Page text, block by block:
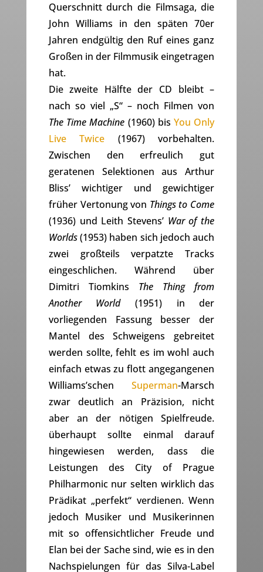
Querschnitt durch die Filmsaga, die
John Williams in den späten 70er
Jahren endgültig den Ruf eines ganz
Großen in der Filmmusik eingetragen
hat.
Die zweite Hälfte der CD bleibt –
nach so viel „S“ – noch Filmen von
The Time Machine (1960) bis You Only
Live Twice (1967) vorbehalten.
Zwischen den erfreulich gut
geratenen Selektionen aus Arthur
Bliss’ wichtiger und gewichtiger
früher Vertonung von Things to Come
(1936) und Leith Stevens’ War of the
Worlds(1953) haben sich jedoch auch
zwei großteils verpatzte Tracks
eingeschlichen. Während über
Dimitri Tiomkins The Thing from
Another World(1951) in der
vorliegenden Fassung besser der
Mantel des Schweigens gebreitet
werden sollte, fehlt es im wohl auch
einfach etwas zu flott angegangenen
Williams’schenSuperman-Marsch
zwar deutlich an Präzision, nicht
aber an der nötigen Spielfreude.
überhaupt sollte einmal darauf
hingewiesen werden, dass die
Leistungen des City of Prague
Philharmonic nur selten wirklich das
Prädikat „perfekt“ verdienen. Wenn
jedoch Musiker und Musikerinnen
mit so offensichtlicher Freude und
Elan bei der Sache sind, wie es in den
Nachspielungen für das Silva-Label